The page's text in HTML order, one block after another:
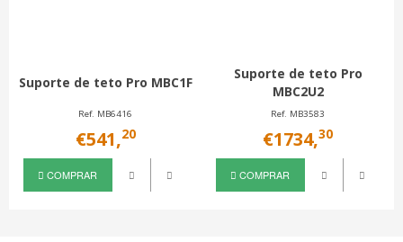
Suporte de teto Pro MBC1F
Ref. MB6416
€541,20
COMPRAR
Suporte de teto Pro
MBC2U2
Ref. MB3583
€1734,30
COMPRAR